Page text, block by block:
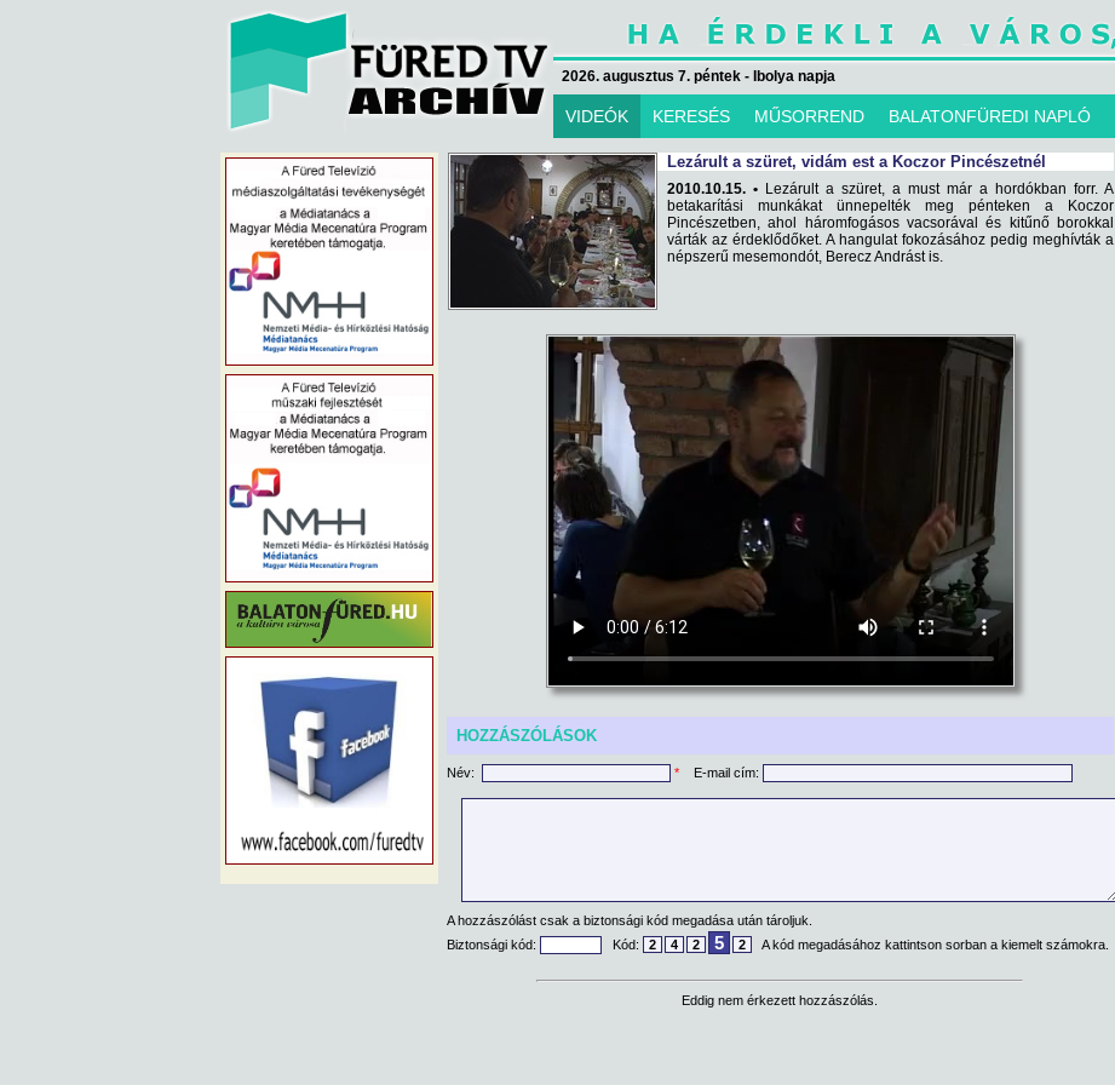
2026. augusztus 7. péntek - Ibolya napja
VIDEÓK KERESÉS MŰSORREND BALATONFÜREDI NAPLÓ
Lezárult a szüret, vidám est a Koczor Pincészetnél
2010.10.15. • Lezárult a szüret, a must már a hordókban forr. A
betakarítási munkákat ünnepelték meg pénteken a Koczor
Pincészetben, ahol háromfogásos vacsorával és kitűnő borokkal
várták az érdeklődőket. A hangulat fokozásához pedig meghívták a
népszerű mesemondót, Berecz Andrást is.
HOZZÁSZÓLÁSOK
Név: * E-mail cím:
A hozzászólást csak a biztonsági kód megadása után tároljuk.
Biztonsági kód:
Kód: 2 4 2 5 2 A kód megadásához kattintson sorban a kiemelt számokra.
Eddig nem érkezett hozzászólás.